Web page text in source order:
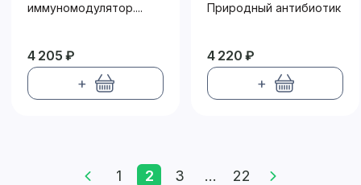
иммуномодулятор....
4 205 ₽
+
200
Природный антибиотик
4 220 ₽
+
1 2 3 ... 22